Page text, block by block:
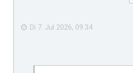
m
Di 7. Jul 2026, 09:34